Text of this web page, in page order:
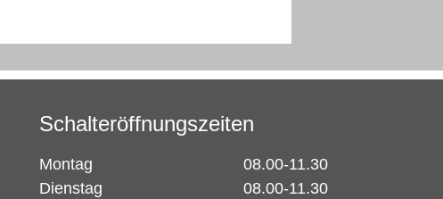
Schalteröffnungszeiten
Montag
08.00-11.30
Dienstag
08.00-11.30